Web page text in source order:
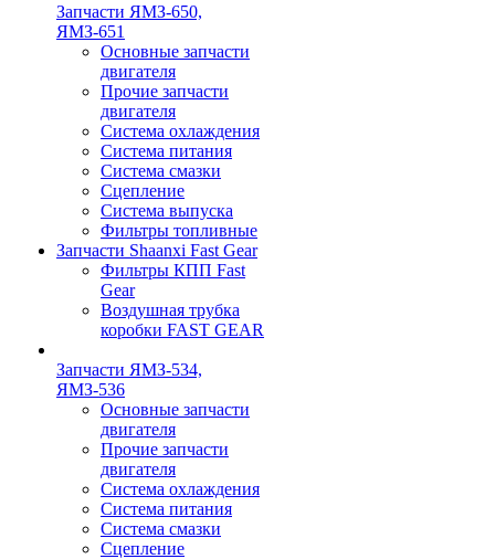
Запчасти ЯМЗ-650,
ЯМЗ-651
Основные запчасти
двигателя
Прочие запчасти
двигателя
Система охлаждения
Система питания
Система смазки
Сцепление
Система выпуска
Фильтры топливные
Запчасти Shaanxi Fast Gear
Фильтры КПП Fast
Gear
Воздушная трубка
коробки FAST GEAR
Запчасти ЯМЗ-534,
ЯМЗ-536
Основные запчасти
двигателя
Прочие запчасти
двигателя
Система охлаждения
Система питания
Система смазки
Сцепление